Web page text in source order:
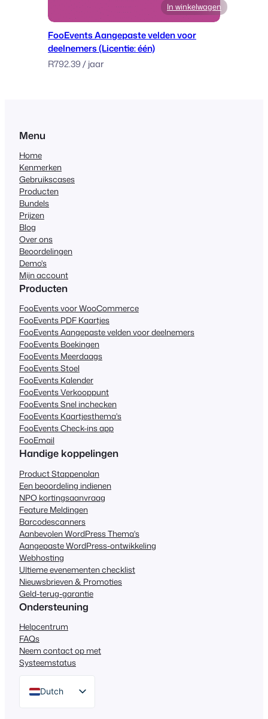
In winkelwagen
FooEvents Aangepaste velden voor
deelnemers (Licentie: één)
R792.39/ jaar
Menu
Home
Kenmerken
Gebruikscases
Producten
Bundels
Prijzen
Blog
Over ons
Beoordelingen
Demo's
Mijn account
Producten
FooEvents voor WooCommerce
FooEvents PDF Kaartjes
FooEvents Aangepaste velden voor deelnemers
FooEvents Boekingen
FooEvents Meerdaags
FooEvents Stoel
FooEvents Kalender
FooEvents Verkooppunt
FooEvents Snel inchecken
FooEvents Kaartjesthema's
FooEvents Check-ins app
FooEmail
Handige koppelingen
Product Stappenplan
Een beoordeling indienen
NPO kortingsaanvraag
Feature Meldingen
Barcodescanners
Aanbevolen WordPress Thema's
Aangepaste WordPress-ontwikkeling
Webhosting
Ultieme evenementen checklist
Nieuwsbrieven & Promoties
Geld-terug-garantie
Ondersteuning
Helpcentrum
FAQs
Neem contact op met
Systeemstatus
Dutch